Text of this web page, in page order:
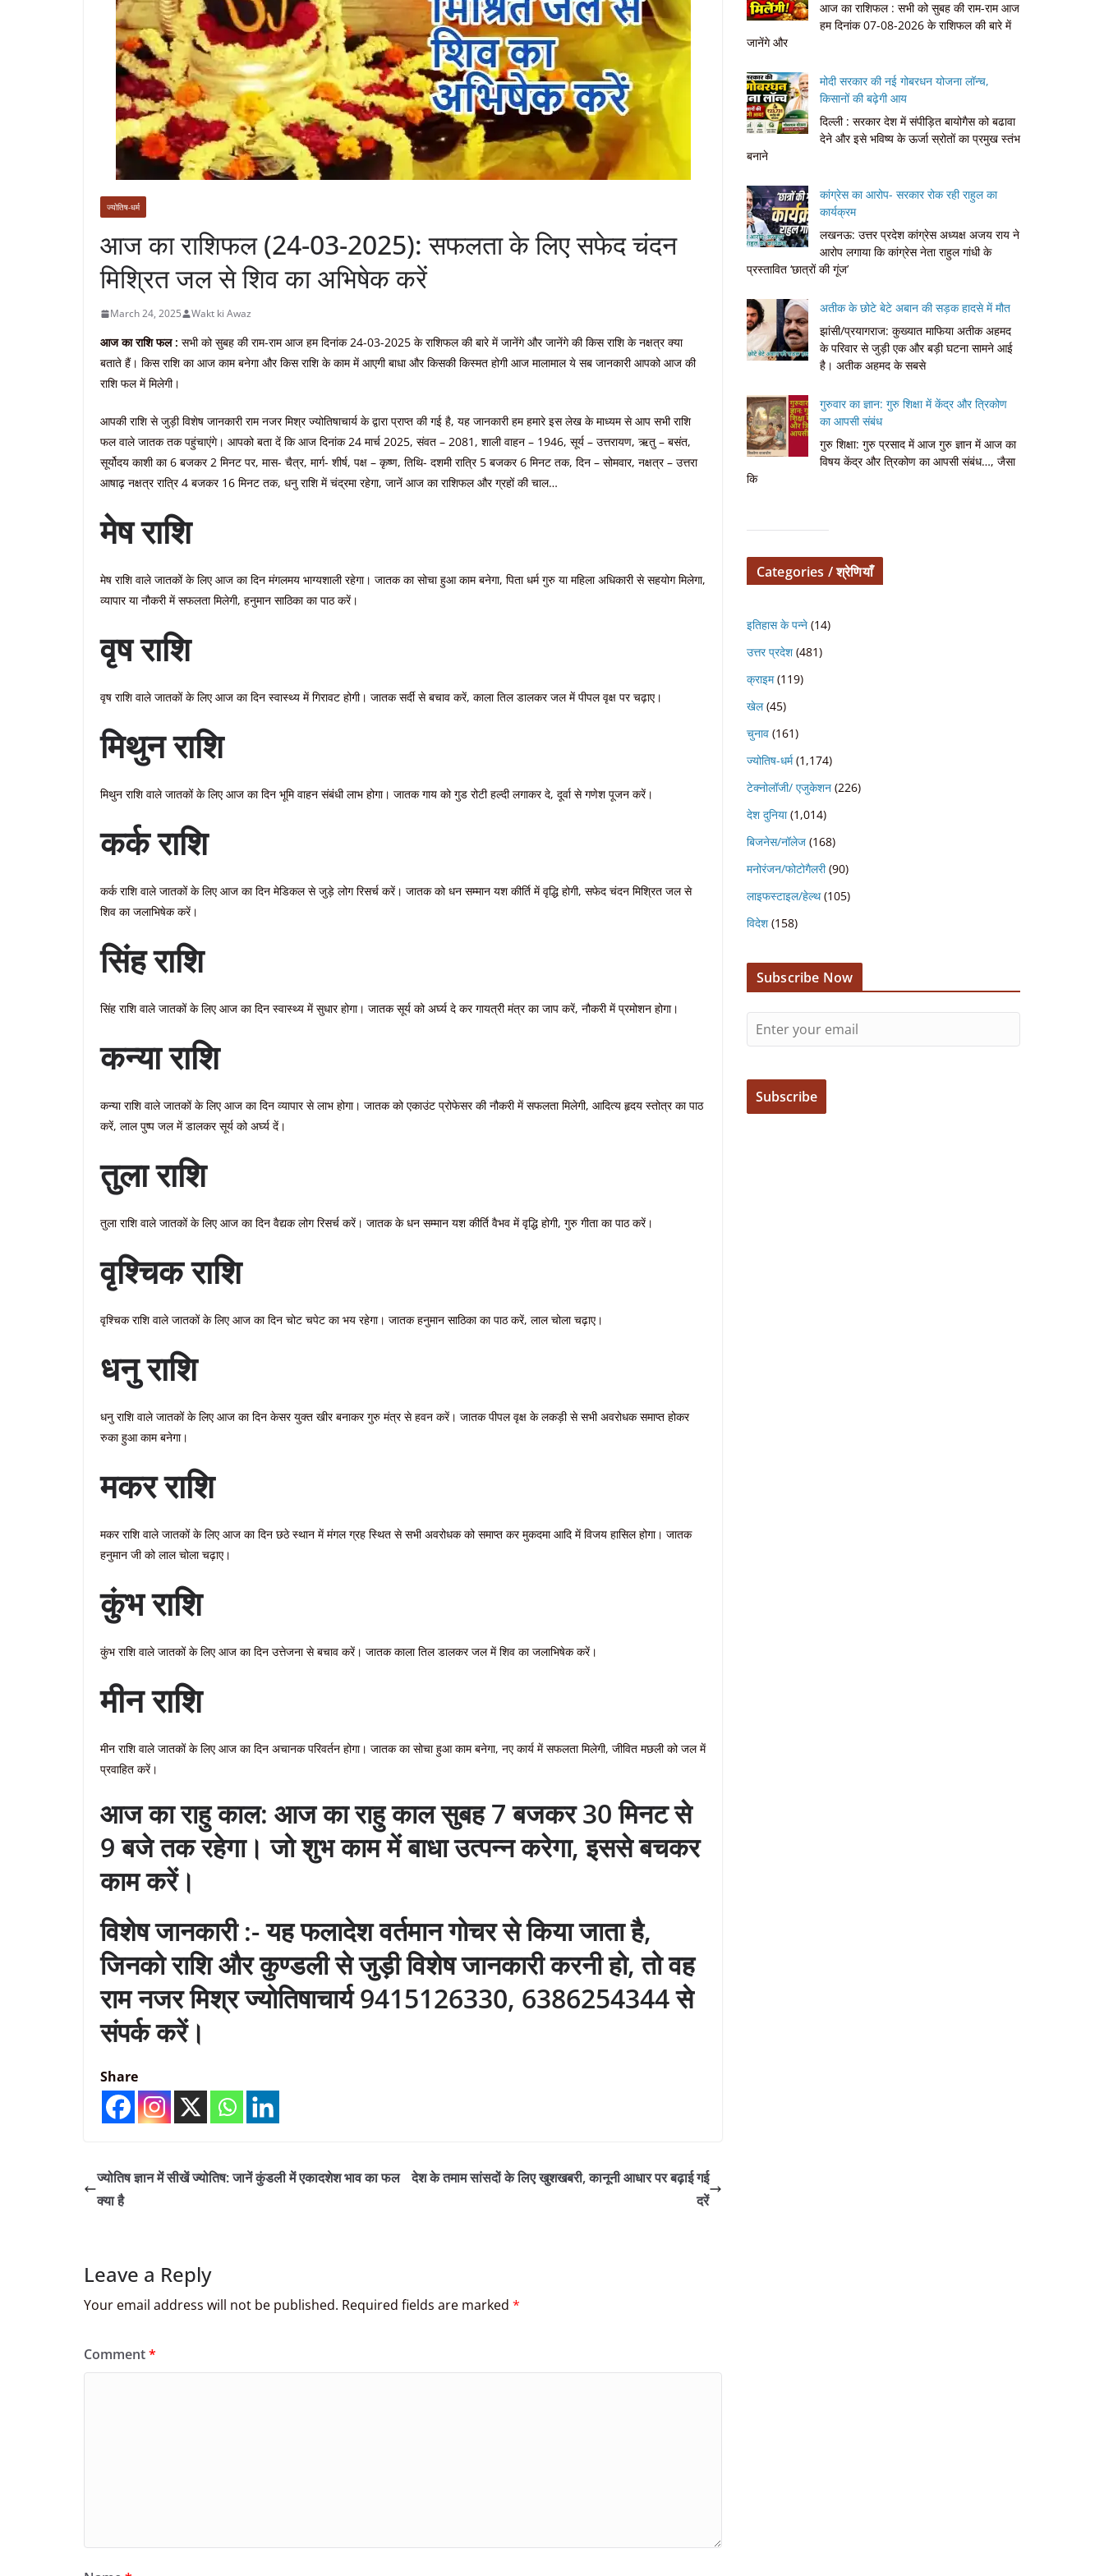
ज्योतिष-धर्म
आज का राशिफल (24-03-2025): सफलता के लिए सफेद चंदन
मिश्रित जल से शिव का अभिषेक करें
March 24, 2025 Wakt ki Awaz
आज का राशि फल : सभी को सुबह की राम-राम आज हम दिनांक 24-03-2025 के राशिफल की बारे में जानेंगे और जानेंगे की किस राशि के नक्षत्र क्या
बताते हैं। किस राशि का आज काम बनेगा और किस राशि के काम में आएगी बाधा और किसकी किस्मत होगी आज मालामाल ये सब जानकारी आपको आज की
राशि फल में मिलेगी।
आपकी राशि से जुड़ी विशेष जानकारी राम नजर मिश्र ज्योतिषाचार्य के द्वारा प्राप्त की गई है, यह जानकारी हम हमारे इस लेख के माध्यम से आप सभी राशि
फल वाले जातक तक पहुंचाएंगे। आपको बता दें कि आज दिनांक 24 मार्च 2025, संवत – 2081, शाली वाहन – 1946, सूर्य – उत्तरायण, ऋतु – बसंत,
सूर्योदय काशी का 6 बजकर 2 मिनट पर, मास- चैत्र, मार्ग- शीर्ष, पक्ष – कृष्ण, तिथि- दशमी रात्रि 5 बजकर 6 मिनट तक, दिन – सोमवार, नक्षत्र – उत्तरा
आषाढ़ नक्षत्र रात्रि 4 बजकर 16 मिनट तक, धनु राशि में चंद्रमा रहेगा, जानें आज का राशिफल और ग्रहों की चाल…
मेष राशि
मेष राशि वाले जातकों के लिए आज का दिन मंगलमय भाग्यशाली रहेगा। जातक का सोचा हुआ काम बनेगा, पिता धर्म गुरु या महिला अधिकारी से सहयोग मिलेगा,
व्यापार या नौकरी में सफलता मिलेगी, हनुमान साठिका का पाठ करें।
वृष राशि
वृष राशि वाले जातकों के लिए आज का दिन स्वास्थ्य में गिरावट होगी। जातक सर्दी से बचाव करें, काला तिल डालकर जल में पीपल वृक्ष पर चढ़ाए।
मिथुन राशि
मिथुन राशि वाले जातकों के लिए आज का दिन भूमि वाहन संबंधी लाभ होगा। जातक गाय को गुड रोटी हल्दी लगाकर दे, दूर्वा से गणेश पूजन करें।
कर्क राशि
कर्क राशि वाले जातकों के लिए आज का दिन मेडिकल से जुड़े लोग रिसर्च करें। जातक को धन सम्मान यश कीर्ति में वृद्धि होगी, सफेद चंदन मिश्रित जल से
शिव का जलाभिषेक करें।
सिंह राशि
सिंह राशि वाले जातकों के लिए आज का दिन स्वास्थ्य में सुधार होगा। जातक सूर्य को अर्घ्य दे कर गायत्री मंत्र का जाप करें, नौकरी में प्रमोशन होगा।
कन्या राशि
कन्या राशि वाले जातकों के लिए आज का दिन व्यापार से लाभ होगा। जातक को एकाउंट प्रोफेसर की नौकरी में सफलता मिलेगी, आदित्य हृदय स्तोत्र का पाठ
करें, लाल पुष्प जल में डालकर सूर्य को अर्घ्य दें।
तुला राशि
तुला राशि वाले जातकों के लिए आज का दिन वैद्यक लोग रिसर्च करें। जातक के धन सम्मान यश कीर्ति वैभव में वृद्धि होगी, गुरु गीता का पाठ करें।
वृश्चिक राशि
वृश्चिक राशि वाले जातकों के लिए आज का दिन चोट चपेट का भय रहेगा। जातक हनुमान साठिका का पाठ करें, लाल चोला चढ़ाए।
धनु राशि
धनु राशि वाले जातकों के लिए आज का दिन केसर युक्त खीर बनाकर गुरु मंत्र से हवन करें। जातक पीपल वृक्ष के लकड़ी से सभी अवरोधक समाप्त होकर
रुका हुआ काम बनेगा।
मकर राशि
मकर राशि वाले जातकों के लिए आज का दिन छठे स्थान में मंगल ग्रह स्थित से सभी अवरोधक को समाप्त कर मुकदमा आदि में विजय हासिल होगा। जातक
हनुमान जी को लाल चोला चढ़ाए।
कुंभ राशि
कुंभ राशि वाले जातकों के लिए आज का दिन उत्तेजना से बचाव करें। जातक काला तिल डालकर जल में शिव का जलाभिषेक करें।
मीन राशि
मीन राशि वाले जातकों के लिए आज का दिन अचानक परिवर्तन होगा। जातक का सोचा हुआ काम बनेगा, नए कार्य में सफलता मिलेगी, जीवित मछली को जल में
प्रवाहित करें।
आज का राहु काल: आज का राहु काल सुबह 7 बजकर 30 मिनट से
9 बजे तक रहेगा। जो शुभ काम में बाधा उत्पन्न करेगा, इससे बचकर
काम करें।
विशेष जानकारी :- यह फलादेश वर्तमान गोचर से किया जाता है,
जिनको राशि और कुण्डली से जुड़ी विशेष जानकारी करनी हो, तो वह
राम नजर मिश्र ज्योतिषाचार्य 9415126330, 6386254344 से
संपर्क करें।
Share
ज्योतिष ज्ञान में सीखें ज्योतिष: जानें कुंडली में एकादशेश भाव का फल
क्या है
देश के तमाम सांसदों के लिए खुशखबरी, कानूनी आधार पर बढ़ाई गई
दरें
Leave a Reply
Your email address will not be published. Required fields are marked *
Comment*
आज का राशिफल : सभी को सुबह की राम-राम आज
हम दिनांक 07-08-2026 के राशिफल की बारे में
जानेंगे और
मोदी सरकार की नई गोबरधन योजना लॉन्च,
किसानों की बढ़ेगी आय
दिल्ली : सरकार देश में संपीड़ित बायोगैस को बढावा
देने और इसे भविष्य के ऊर्जा स्रोतों का प्रमुख स्तंभ
बनाने
कांग्रेस का आरोप- सरकार रोक रही राहुल का
कार्यक्रम
लखनऊ: उत्तर प्रदेश कांग्रेस अध्यक्ष अजय राय ने
आरोप लगाया कि कांग्रेस नेता राहुल गांधी के
प्रस्तावित ‘छात्रों की गूंज’
अतीक के छोटे बेटे अबान की सड़क हादसे में मौत
झांसी/प्रयागराज: कुख्यात माफिया अतीक अहमद
के परिवार से जुड़ी एक और बड़ी घटना सामने आई
है। अतीक अहमद के सबसे
गुरुवार का ज्ञान: गुरु शिक्षा में केंद्र और त्रिकोण
का आपसी संबंध
गुरु शिक्षा: गुरु प्रसाद में आज गुरु ज्ञान में आज का
विषय केंद्र और त्रिकोण का आपसी संबंध…, जैसा
कि
Categories / श्रेणियाँ
इतिहास के पन्ने (14)
उत्तर प्रदेश (481)
क्राइम(119)
खेल(45)
चुनाव (161)
ज्योतिष-धर्म(1,174)
टेक्नोलॉजी/ एजुकेशन (226)
देश दुनिया(1,014)
बिजनेस/नॉलेज (168)
मनोरंजन/फोटोगैलरी(90)
लाइफस्टाइल/हेल्थ(105)
विदेश (158)
Subscribe Now